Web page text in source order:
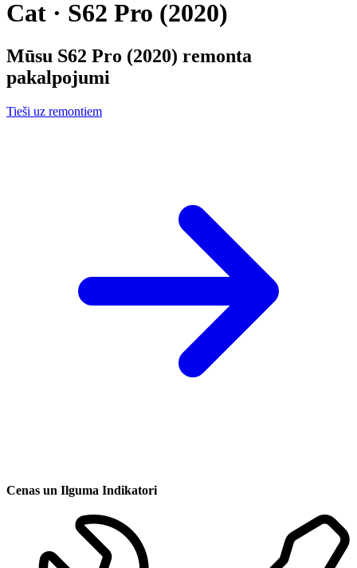
Cat · S62 Pro (2020)
Mūsu S62 Pro (2020) remonta
pakalpojumi
Tieši uz remontiem
Cenas un Ilguma Indikatori